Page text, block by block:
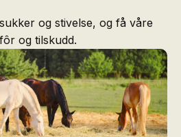
og stivelse, og få våre
og tilskudd.